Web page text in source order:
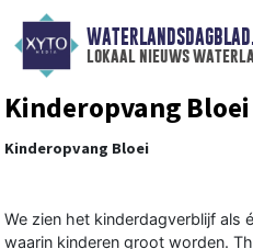
lokaal nieuws
Kinderopvang Bloei
Kinderopvang Bloei
We zien het kinderdagverblijf als
waarin kinderen groot worden.